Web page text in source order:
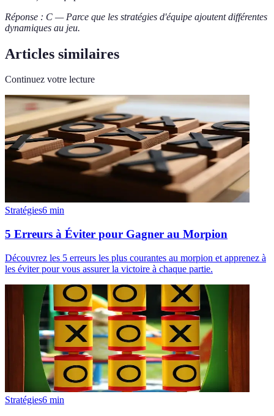
Réponse : C — Parce que les stratégies d'équipe ajoutent différentes
dynamiques au jeu.
Articles similaires
Continuez votre lecture
Stratégies6 min
5 Erreurs à Éviter pour Gagner au Morpion
Découvrez les 5 erreurs les plus courantes au morpion et apprenez à
les éviter pour vous assurer la victoire à chaque partie.
Stratégies6 min